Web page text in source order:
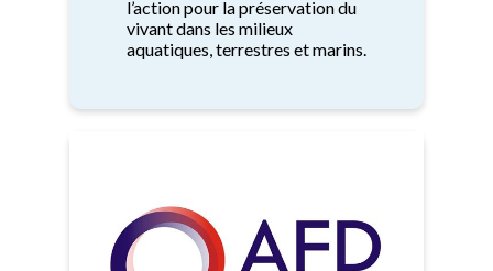
l’action pour la préservation du
vivant dans les milieux
aquatiques, terrestres et marins.